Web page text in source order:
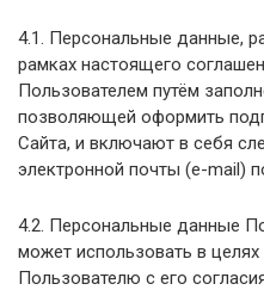
4.1. Персональные данные,
рамках настоящего
Пользователем путём
позволяющей оформить
Сайта, и включают в себя
электронной почты (e-mail)
4.2. Персональные данные
может использовать в
Пользователю с его